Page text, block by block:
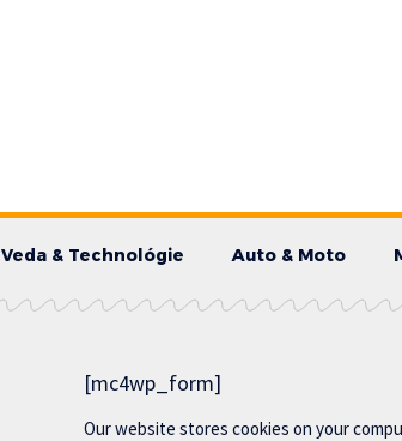
Veda & Technológie Auto & Moto
[mc4wp_form]
Our website stores cookies on your